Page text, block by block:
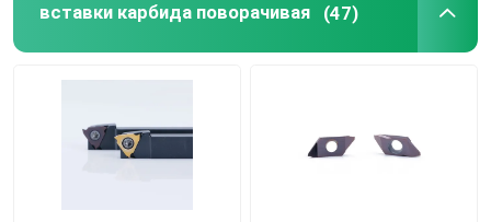
Вставки PCD поворачивая
Инструменты карбида сверля
вставки карбида поворачивая (47)